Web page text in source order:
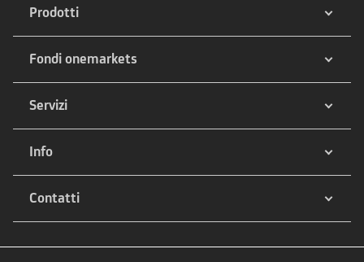
Prodotti
Fondi onemarkets
Servizi
Info
Contatti